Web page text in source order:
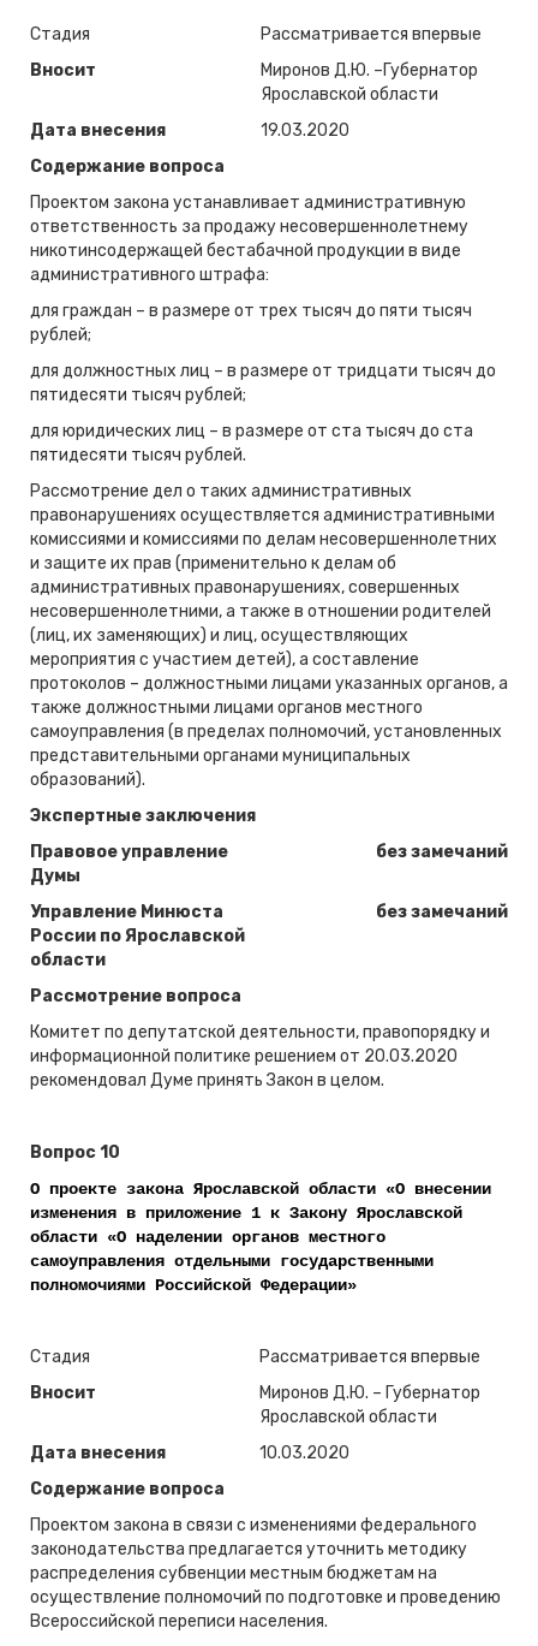
Стадия
Рассматривается впервые
Вносит
Миронов Д.Ю. –Губернатор
Ярославской области
Дата внесения
19.03.2020
Содержание вопроса
Проектом закона устанавливает административную
ответственность за продажу несовершеннолетнему
никотинсодержащей бестабачной продукции в виде
административного штрафа:
для граждан – в размере от трех тысяч до пяти тысяч
рублей;
для должностных лиц – в размере от тридцати тысяч до
пятидесяти тысяч рублей;
для юридических лиц – в размере от ста тысяч до ста
пятидесяти тысяч рублей.
Рассмотрение дел о таких административных
правонарушениях осуществляется административными
комиссиями и комиссиями по делам несовершеннолетних
и защите их прав (применительно к делам об
административных правонарушениях, совершенных
несовершеннолетними, а также в отношении родителей
(лиц, их заменяющих) и лиц, осуществляющих
мероприятия с участием детей), а составление
протоколов – должностными лицами указанных органов, а
также должностными лицами органов местного
самоуправления (в пределах полномочий, установленных
представительными органами муниципальных
образований).
Экспертные заключения
Правовое управление
Думы
без замечаний
Управление Минюста
России по Ярославской
области
без замечаний
Рассмотрение вопроса
Комитет по депутатской деятельности, правопорядку и
информационной политике решением от 20.03.2020
рекомендовал Думе принять Закон в целом.
Вопрос 10
О проекте закона Ярославской области «О внесении
изменения в приложение 1 к Закону Ярославской
области «О наделении органов местного
самоуправления отдельными государственными
полномочиями Российской Федерации»
Стадия
Рассматривается впервые
Вносит
Миронов Д.Ю. – Губернатор
Ярославской области
Дата внесения
10.03.2020
Содержание вопроса
Проектом закона в связи с изменениями федерального
законодательства предлагается уточнить методику
распределения субвенции местным бюджетам на
осуществление полномочий по подготовке и проведению
Всероссийской переписи населения.